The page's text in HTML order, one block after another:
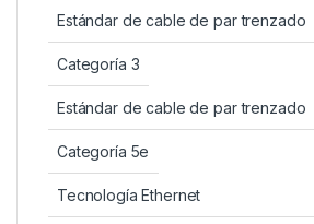
Estándar de cable de par trenzado
Categoría 3
Estándar de cable de par trenzado
Categoría 5e
Tecnología Ethernet